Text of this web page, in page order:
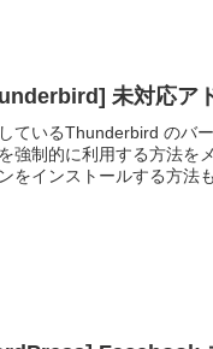
未対応ア
ているThunderbird のバ
強制的に利用する方法を
をインストールする方法